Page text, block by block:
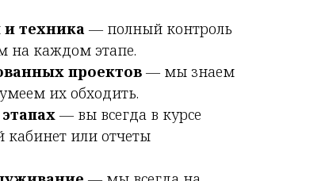
техника — полный контроль
на каждом этапе.
проектов — мы знаем
их обходить.
— вы всегда в курсе
кабинет или отчеты